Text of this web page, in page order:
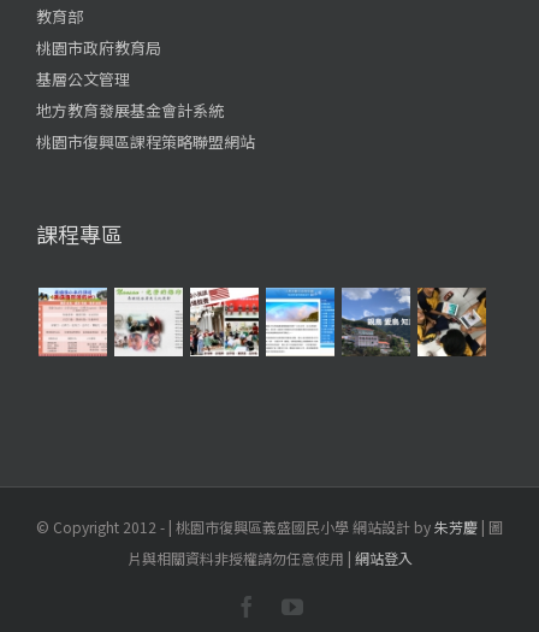
教育部
桃園市政府教育局
基層公文管理
地方教育發展基金會計系統
桃園市復興區課程策略聯盟網站
課程專區
© Copyright 2012 - | 桃園市復興區義盛國民小學 網站設計 by朱芳慶 | 圖
片與相關資料非授權請勿任意使用 | 網站登入
FacebookYouTube